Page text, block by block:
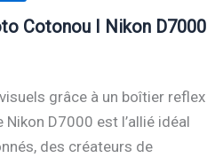
Cotonou I Nikon D7000
grâce à un boîtier reflex
D7000 est l’allié idéal
des créateurs de